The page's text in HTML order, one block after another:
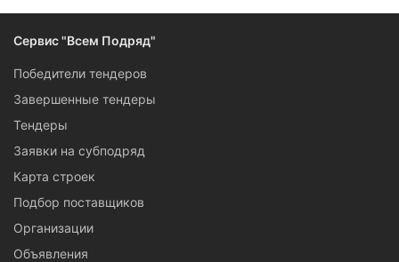
Сервис "Всем Подряд"
Победители тендеров
Завершенные тендеры
Тендеры
Заявки на субподряд
Карта строек
Подбор поставщиков
Организации
Объявления